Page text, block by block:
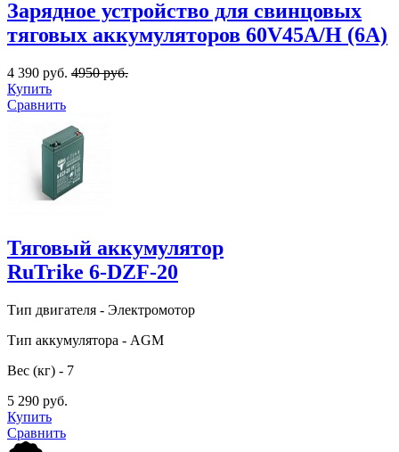
Зарядное устройство для свинцовых
тяговых аккумуляторов 60V45A/H (6A)
4 390 руб. 4950 руб.
Купить
Сравнить
Тяговый аккумулятор
RuTrike 6-DZF-20
Тип двигателя - Электромотор
Тип аккумулятора - AGM
Вес (кг) - 7
5 290 руб.
Купить
Сравнить